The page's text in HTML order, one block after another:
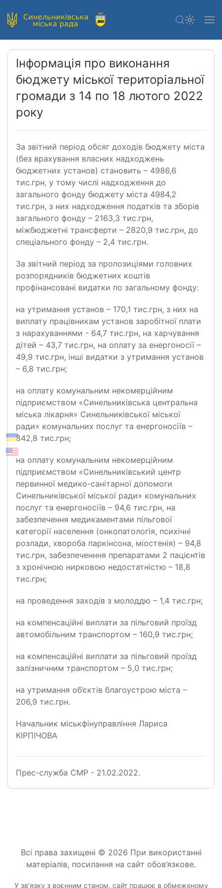
Інформація про виконання
бюджету міської територіальної
громади з 14 по 18 лютого 2022
року
За звітний період обсяг доходів бюджету міста
(без врахування власних надходжень
бюджетних установ) становить – 4986,6
тис.грн, у тому числі надходження до
загального фонду бюджету міста 4984,2
тис.грн, з них надходження податків та зборів
загального фонду – 2163,3 тис.грн,
міжбюджетні трансферти – 2820,9 тис.грн, до
спеціального фонду – 2,4 тис.грн.
За звітний період за пропозиціями головних
розпорядників бюджетних коштів
профінансовані видатки по загальному фонду:
на утримання установ – 170,1 тис.грн, з них на
виплату працівникам установ заробітної плати
з нарахуваннями - 64,7 тис.грн, на харчування
дітей – 43,7 тис.грн, на оплату за енергоносії –
49,9 тис.грн, інші видатки з утримання установ
– 6,8 тис.грн;
на оплату комунальним некомерційним
підприємством «Синельниківська центральна
міська лікарня» Синельниківської міської
ради» комунальних послуг та енергоносіїв –
842,8 тис.грн;
на оплату комунальним некомерційним
підприємством «Синельниківський центр
первинної медико-санітарної допомоги
Синельниківської міської ради» комунальних
послуг та енергоносіїв – 94,6 тис.грн, на
забезпечення медикаментами пільгової
категорії населення (онкопатологія, психічні
розлади, хвороба паркінсона, міостенія) – 94,8
тис.грн, забезпеченння препаратами 2 пацієнтів
з хронічною нирковою недостатністю – 18,8
тис.грн;
на проведення заходів з молоддю – 1,4 тис.грн;
на компенсаційні виплати за пільговий проїзд
автомобільним транспортом – 160,9 тис.грн;
на компенсаційні виплати за пільговий проїзд
залізничним транспортом – 5,0 тис.грн;
на утримання об’єктів благоустрою міста –
206,9 тис.грн.
Начальник міськфінуправління Лариса
КІРПІЧОВА
Прес-служба СМР - 21.02.2022.
Всі права захищені © 2026 При використанні
матеріалів, посилання на сайт обов’язкове.
У звʼязку з воєнним станом, сайт працює в обмеженому